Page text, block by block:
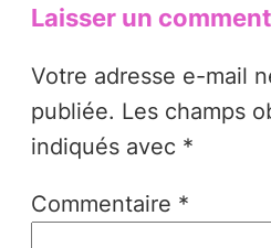
Laisser un
Votre adresse e-mail
publiée. Les champs
indiqués avec *
Commentaire *